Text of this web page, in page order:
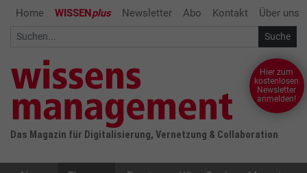
Home WISSENplus Newsletter Abo Kontakt Über uns
Das Magazin für Digitalisierung, Vernetzung & Collaboration
Hier zum
kostenlosen
Newsletter
anmelden!